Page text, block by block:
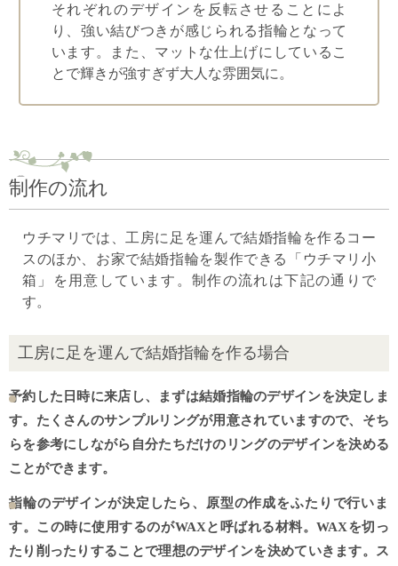
それぞれのデザインを反転させることによ
り、強い結びつきが感じられる指輪となって
います。また、マットな仕上げにしているこ
とで輝きが強すぎず大人な雰囲気に。
制作の流れ
ウチマリでは、工房に足を運んで結婚指輪を作るコー
スのほか、お家で結婚指輪を製作できる「ウチマリ小
箱」を用意しています。制作の流れは下記の通りで
す。
工房に足を運んで結婚指輪を作る場合
予約した日時に来店し、まずは結婚指輪のデザインを決定しま
す。たくさんのサンプルリングが用意されていますので、そち
らを参考にしながら自分たちだけのリングのデザインを決める
ことができます。
指輪のデザインが決定したら、原型の作成をふたりで行いま
す。この時に使用するのがWAXと呼ばれる材料。WAXを切っ
たり削ったりすることで理想のデザインを決めていきます。ス